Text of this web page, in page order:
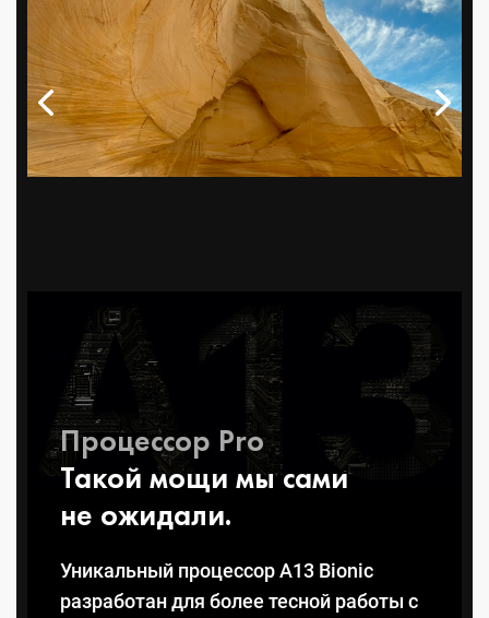
Процессор Pro
Такой мощи мы сами
не ожидали.
Уникальный процессор A13 Bionic
разработан для более тесной работы с